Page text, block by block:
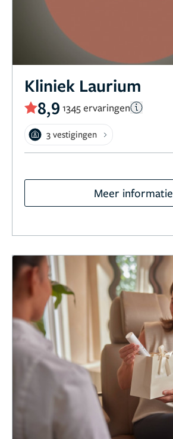
Kliniek Laurium
8,9 1345 ervaringen
3 vestigingen
Meer informatie